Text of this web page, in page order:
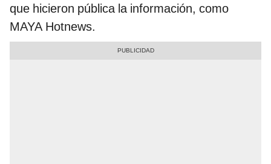
que hicieron pública la información, como
MAYA Hotnews.